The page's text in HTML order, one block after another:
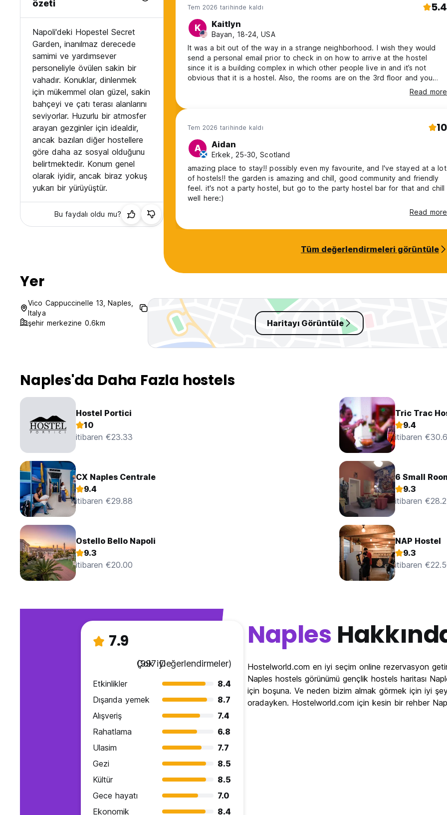
özeti
Napoli'deki Hopestel Secret
Garden, inanılmaz derecede
samimi ve yardımsever
personeliyle övülen sakin bir
vahadır. Konuklar, dinlenmek
için mükemmel olan güzel, sakin
bahçeyi ve çatı terası alanlarını
seviyorlar. Huzurlu bir atmosfer
arayan gezginler için idealdir,
ancak bazıları diğer hostellere
göre daha az sosyal olduğunu
belirtmektedir. Konum genel
olarak iyidir, ancak biraz yokuş
yukarı bir yürüyüştür.
Bu faydalı oldu mu?
Tem 2026 tarihinde kaldı 5.4
K Kaitlyn
Bayan, 18-24, USA
It was a bit out of the way in a strange neighborhood. I wish they would
send a personal email prior to check in on how to arrive at the hostel
since it is a building complex in which other people live in and it’s not
obvious that it is a hostel. Also, the rooms are on the 3rd floor and you
need euros to use the elevator. The cleaning lady moved my retainer and
euros but the staff found my retainer but not euros. Mold in shower and
Read more
Tem 2026 tarihinde kaldı 10
A Aidan
Erkek, 25-30, Scotland
amazing place to stay!! possibly even my favourite, and I've stayed at a lot
of hostels!! the garden is amazing and chill, good community and friendly
feel. it's not a party hostel, but go to the party hostel bar for that and chill
well here:)
Read more
Tüm değerlendirmeleri görüntüle
Yer
Vico Cappuccinelle 13, Naples,
Italya
şehir merkezine 0.6km
Haritayı Görüntüle
Naples'da Daha Fazla hostels
Hostel Portici
10
itibaren €23.33
Tric Trac
9.4
itibaren
CX Naples Centrale
9.4
itibaren €29.88
6 Small
9.3
itibaren
Ostello Bello Napoli
9.3
itibaren €20.00
NAP Hostel
9.3
itibaren
7.9
Çok iyi
(997 Değerlendirmeler)
Etkinlikler
8.4
Dışarıda yemek
8.7
Alışveriş
7.4
Rahatlama
6.8
Ulasim
7.7
Gezi
8.5
Kültür
8.5
Gece hayatı
7.0
Ekonomik
8.4
Naples
Hostelworld.com en iyi seçim online rezervasyon
Naples hostels görünümü gençlik hostels haritası
için boşuna. Ve neden bizim almak görmek için iyi
oradayken. Hostelworld.com için kesin bir rehber